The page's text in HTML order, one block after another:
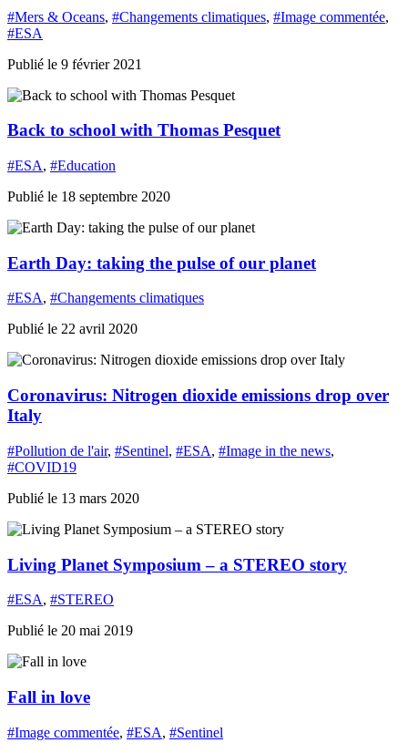
#Mers & Oceans, #Changements climatiques, #Image commentée,
#ESA
Publié le 9 février 2021
Back to school with Thomas Pesquet
#ESA, #Education
Publié le 18 septembre 2020
Earth Day: taking the pulse of our planet
#ESA, #Changements climatiques
Publié le 22 avril 2020
Coronavirus: Nitrogen dioxide emissions drop over
Italy
#Pollution de l'air, #Sentinel, #ESA, #Image in the news,
#COVID19
Publié le 13 mars 2020
Living Planet Symposium – a STEREO story
#ESA, #STEREO
Publié le 20 mai 2019
Fall in love
#Image commentée, #ESA, #Sentinel